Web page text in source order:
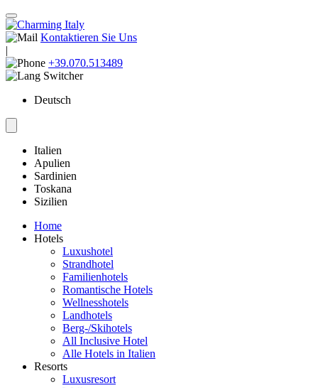
Kontaktieren Sie Uns
|
+39.070.513489
Deutsch
Italien
Apulien
Sardinien
Toskana
Sizilien
Home
Hotels
Luxushotel
Strandhotel
Familienhotels
Romantische Hotels
Wellnesshotels
Landhotels
Berg-/Skihotels
All Inclusive Hotel
Alle Hotels in Italien
Resorts
Luxusresort